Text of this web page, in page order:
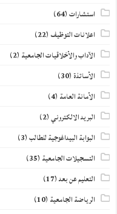
استشارات(64)
اعلانات التوظيف (22)
الآداب والأخلاقيات الجامعية (2)
الأساتذة(30)
الأمانة العامة (4)
البريد الالكتروني(2)
البوابة البيداغوجية للطالب(3)
التسجيلات الجامعية (35)
التعليم عن بعد(17)
الرياضة الجامعية (10)